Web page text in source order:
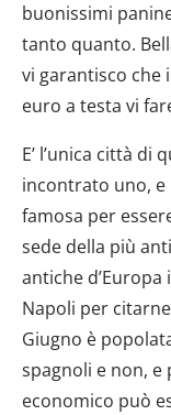
buonissimi
tanto quanto.
vi garantisco che
euro a testa vi
E’ l’unica città
incontrato uno, e
famosa per
sede della più
antiche
Napoli per
Giugno è
spagnoli e non, e
economico può